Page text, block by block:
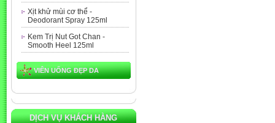
Xịt khử mùi cơ thể -
Deodorant Spray 125ml
Kem Trị Nut Got Chan -
Smooth Heel 125ml
VIÊN UỐNG ĐẸP DA
DỊCH VỤ KHÁCH HÀNG